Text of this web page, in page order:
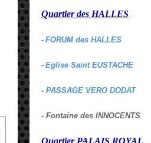
Quartier des HALLES
- FORUM des HALLES
- Eglise Saint EUSTACHE
- PASSAGE VERO DODAT
- Fontaine des INNOCENTS
Quartier PALAIS ROYAL